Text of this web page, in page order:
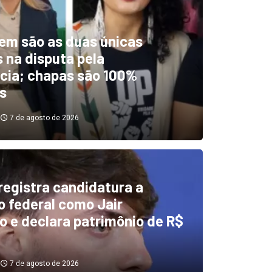
desvios de
emendas Pix
7 de agosto de 2026
são as duas únicas
na disputa pela
chapas são 100%
7 de agosto de 2026
candidatura a
federal como Jair
e declara patrimônio de R$
7 de agosto de 2026